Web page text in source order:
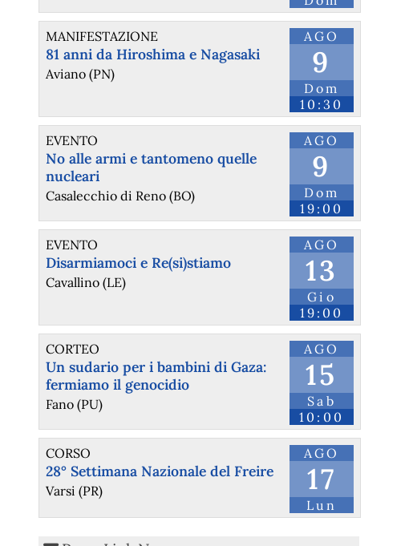
AGO
9
Dom
10:30
MANIFESTAZIONE
81 anni da Hiroshima e Nagasaki
Aviano (PN)
AGO
9
Dom
19:00
EVENTO
No alle armi e tantomeno quelle
nucleari
Casalecchio di Reno (BO)
AGO
13
Gio
19:00
EVENTO
Disarmiamoci e Re(si)stiamo
Cavallino (LE)
AGO
15
Sab
10:00
CORTEO
Un sudario per i bambini di Gaza:
fermiamo il genocidio
Fano (PU)
AGO
17
Lun
CORSO
28° Settimana Nazionale del Freire
Varsi (PR)